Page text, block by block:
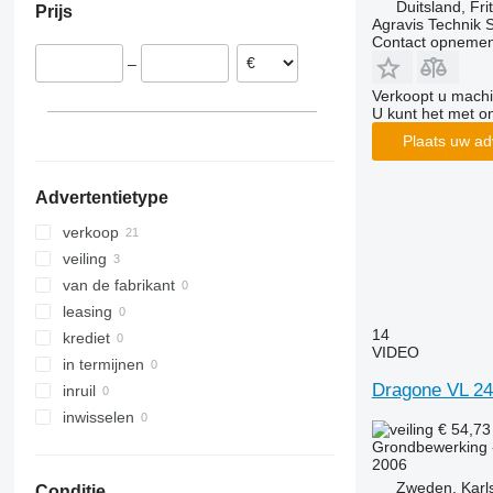
VariDiamant
VariOpal
Prijs
–
Advertentietype
verkoop
veiling
van de fabrikant
leasing
krediet
in termijnen
inruil
inwisselen
Duitsland,
Agravis Technik
Contact
Verkoopt u
U kunt het met
Plaats uw
14
VIDEO
Dragone VL
€ 54,73
2006
Zweden,